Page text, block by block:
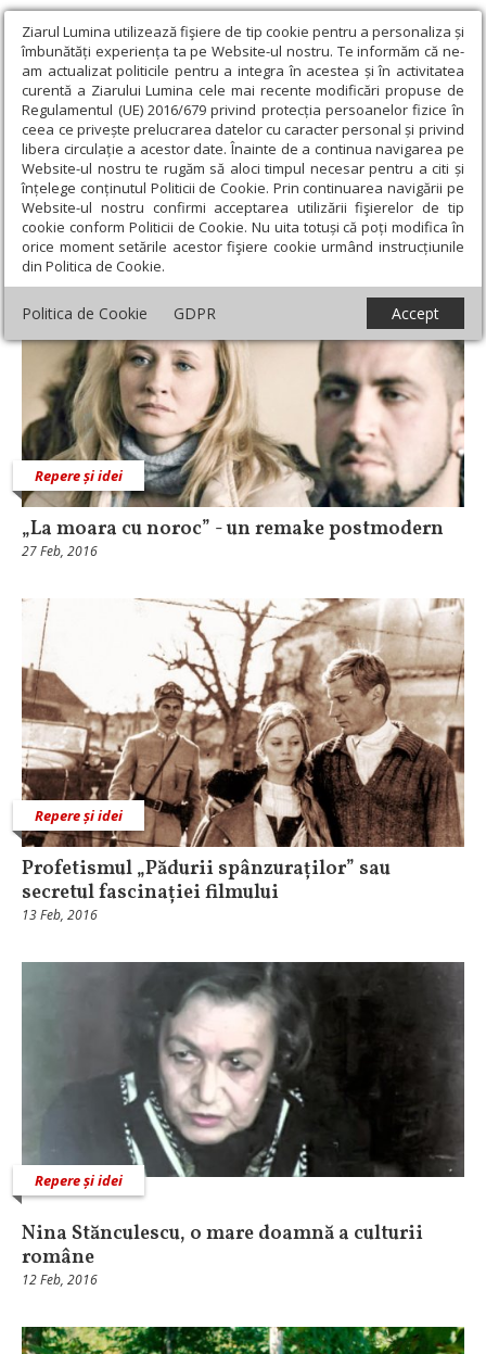
Ziarul Lumina utilizează fişiere de tip cookie pentru a personaliza și
îmbunătăți experiența ta pe Website-ul nostru. Te informăm că ne-
am actualizat politicile pentru a integra în acestea și în activitatea
curentă a Ziarului Lumina cele mai recente modificări propuse de
Regulamentul (UE) 2016/679 privind protecția persoanelor fizice în
ceea ce privește prelucrarea datelor cu caracter personal și privind
libera circulație a acestor date. Înainte de a continua navigarea pe
Website-ul nostru te rugăm să aloci timpul necesar pentru a citi și
înțelege conținutul Politicii de Cookie. Prin continuarea navigării pe
Website-ul nostru confirmi acceptarea utilizării fişierelor de tip
cookie conform Politicii de Cookie. Nu uita totuși că poți modifica în
orice moment setările acestor fişiere cookie urmând instrucțiunile
din Politica de Cookie.
Politica de Cookie GDPR Accept
Ziarul Lumina › Elena Dulgheru
Elena Dulgheru
Repere și idei
„La moara cu noroc” - un remake postmodern
27 Feb, 2016
Repere și idei
Profetismul „Pădurii spânzuraților” sau
secretul fascinației filmului
13 Feb, 2016
Repere și idei
Nina Stănculescu, o mare doamnă a culturii
române
12 Feb, 2016